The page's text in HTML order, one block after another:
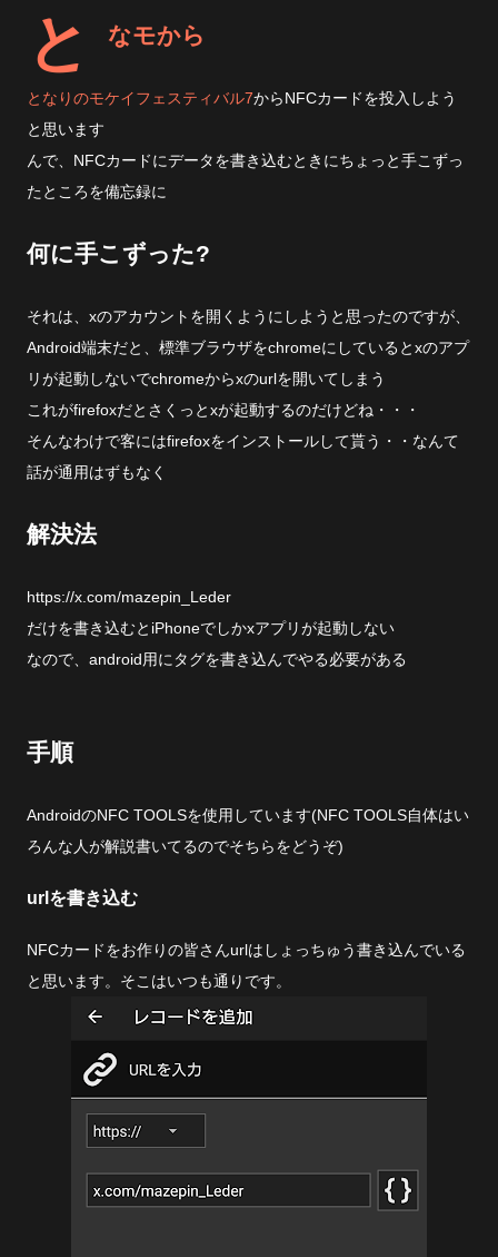
と なモから
となりのモケイフェスティバル7からNFCカードを投入しよう
と思います
んで、NFCカードにデータを書き込むときにちょっと手こずっ
たところを備忘録に
何に手こずった?
それは、xのアカウントを開くようにしようと思ったのですが、
Android端末だと、標準ブラウザをchromeにしているとxのアプ
リが起動しないでchromeからxのurlを開いてしまう
これがfirefoxだとさくっとxが起動するのだけどね・・・
そんなわけで客にはfirefoxをインストールして貰う・・なんて
話が通用はずもなく
解決法
https://x.com/mazepin_Leder
だけを書き込むとiPhoneでしかxアプリが起動しない
なので、android用にタグを書き込んでやる必要がある
手順
AndroidのNFC TOOLSを使用しています(NFC TOOLS自体はい
ろんな人が解説書いてるのでそちらをどうぞ)
urlを書き込む
NFCカードをお作りの皆さんurlはしょっちゅう書き込んでいる
と思います。そこはいつも通りです。